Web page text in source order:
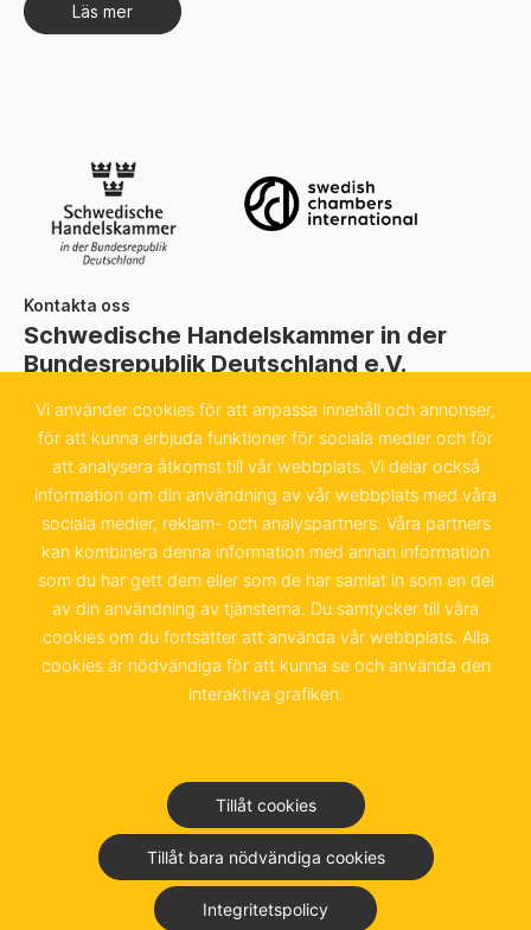
Läs mer
Kontakta oss
Schwedische Handelskammer in der
Bundesrepublik Deutschland e.V.
Sachsenstraße 6
20097 Hamburg
+49 40 655 874 0
info@schwedenkammer.de
Impressum
Junior Chamber Club
Vi använder cookies för att anpassa innehåll och annonser,
för att kunna erbjuda funktioner för sociala medier och för
att analysera åtkomst till vår webbplats. Vi delar också
information om din användning av vår webbplats med våra
sociala medier, reklam- och analyspartners. Våra partners
kan kombinera denna information med annan information
som du har gett dem eller som de har samlat in som en del
av din användning av tjänsterna. Du samtycker till våra
cookies om du fortsätter att använda vår webbplats. Alla
cookies är nödvändiga för att kunna se och använda den
interaktiva grafiken.
Tillåt cookies
Tillåt bara nödvändiga cookies
Integritetspolicy